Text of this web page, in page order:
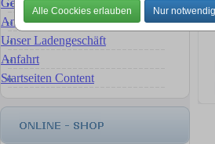
Gebrauchte Artikel
Ankauf, wir verkaufen für Sie
Unser Ladengeschäft
Anfahrt
Startseiten Content